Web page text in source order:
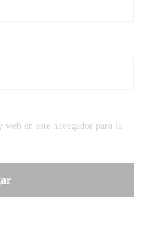
en este navegador para la